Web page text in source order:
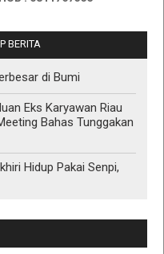
BERITA
di Bumi
Eks Karyawan Riau
Bahas Tunggakan
Hidup Pakai Senpi,